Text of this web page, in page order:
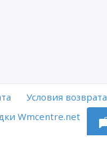
Условия возврата
Wmcentre.net